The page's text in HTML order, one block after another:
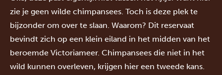
zie je geen wilde chimpansees. Toch is deze plek te
bijzonder om over te slaan. Waarom? Dit reservaat
bevindt zich op een klein eiland in het midden van het
beroemde Victoriameer. Chimpansees die niet in het
wild kunnen overleven, krijgen hier een tweede kans.